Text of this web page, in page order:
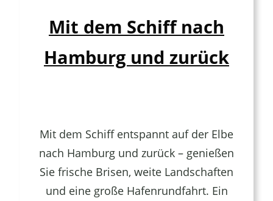
Mit dem Schiff nach
Hamburg und zurück
Mit dem Schiff entspannt auf der Elbe
nach Hamburg und zurück – genießen
Sie frische Brisen, weite Landschaften
und eine große Hafenrundfahrt. Ein